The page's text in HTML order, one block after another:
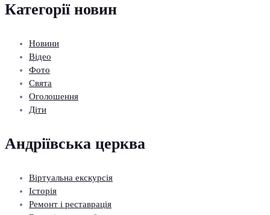
Категорії новин
Новини
Відео
Фото
Свята
Оголошення
Діти
Андріївська церква
Віртуальна екскурсія
Історія
Ремонт і реставрація